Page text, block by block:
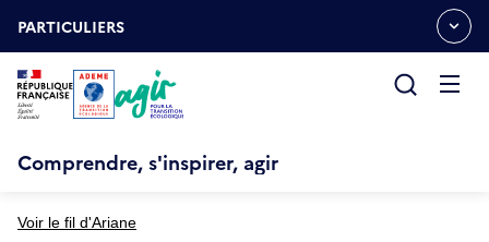
auOUVRIR
LE
MENU
ESPACE
PARTICULIERS
Comprendre, s'inspirer, agir
Voir le fil d'Ariane